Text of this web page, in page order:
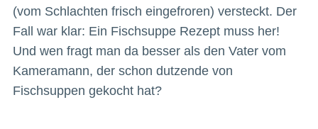
(vom Schlachten frisch eingefroren) versteckt. Der
Fall war klar: Ein Fischsuppe Rezept muss her!
Und wen fragt man da besser als den Vater vom
Kameramann, der schon dutzende von
Fischsuppen gekocht hat?